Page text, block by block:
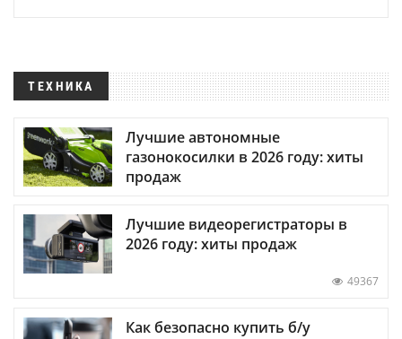
ТЕХНИКА
Лучшие автономные
газонокосилки в 2026 году: хиты
продаж
Лучшие видеорегистраторы в
2026 году: хиты продаж
49367
Как безопасно купить б/у